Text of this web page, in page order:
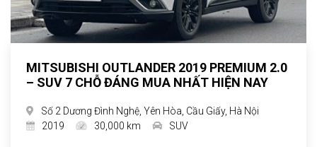
MITSUBISHI OUTLANDER 2019 PREMIUM 2.0
– SUV 7 CHỖ ĐÁNG MUA NHẤT HIỆN NAY
Số 2 Dương Đình Nghệ, Yên Hòa, Cầu Giấy, Hà Nội
2019
30,000 km SUV